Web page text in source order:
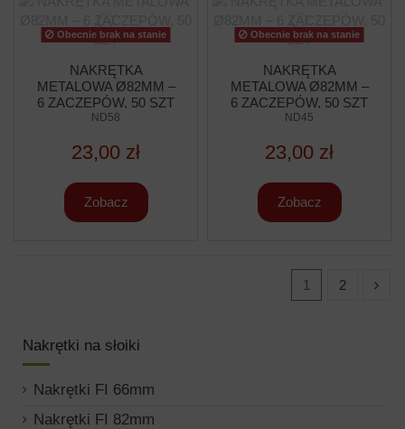
Obecnie brak na stanie
NAKRĘTKA
METALOWA Ø82MM –
6 ZACZEPÓW, 50 SZT
ND58
23,00 zł
Zobacz
Obecnie brak na stanie
NAKRĘTKA
METALOWA Ø82MM –
6 ZACZEPÓW, 50 SZT
ND45
23,00 zł
Zobacz
1 2
Nakrętki na słoiki
Nakrętki FI 66mm
Nakrętki FI 82mm